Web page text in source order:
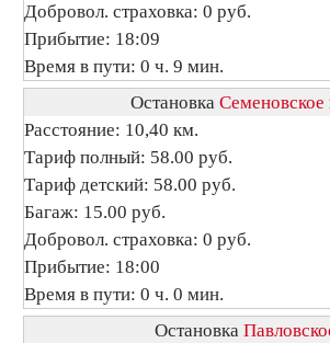
Добровол. страховка: 0 руб.
Прибытие: 18:09
Время в пути: 0 ч. 9 мин.
Остановка Семеновское
Расстояние: 10,40 км.
Тариф полный: 58.00 руб.
Тариф детский: 58.00 руб.
Багаж: 15.00 руб.
Добровол. страховка: 0 руб.
Прибытие: 18:00
Время в пути: 0 ч. 0 мин.
Остановка